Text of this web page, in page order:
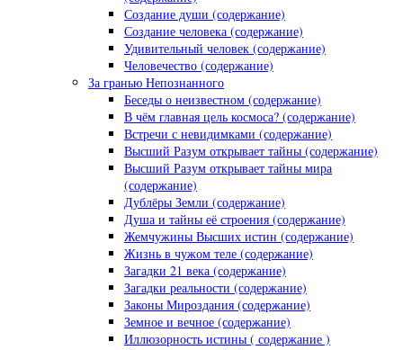
Создание души (содержание)
Создание человека (содержание)
Удивительный человек (содержание)
Человечество (содержание)
За гранью Непознанного
Беседы о неизвестном (содержание)
В чём главная цель космоса? (содержание)
Встречи с невидимками (содержание)
Высший Разум открывает тайны (содержание)
Высший Разум открывает тайны мира
(содержание)
Дублёры Земли (содержание)
Душа и тайны её строения (содержание)
Жемчужины Высших истин (содержание)
Жизнь в чужом теле (содержание)
Загадки 21 века (содержание)
Загадки реальности (содержание)
Законы Мироздания (содержание)
Земное и вечное (содержание)
Иллюзорность истины ( содержание )